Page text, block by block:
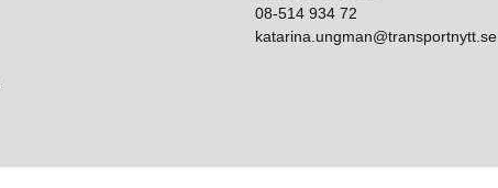
08-514 934 72
katarina.ungman@transportnytt.se